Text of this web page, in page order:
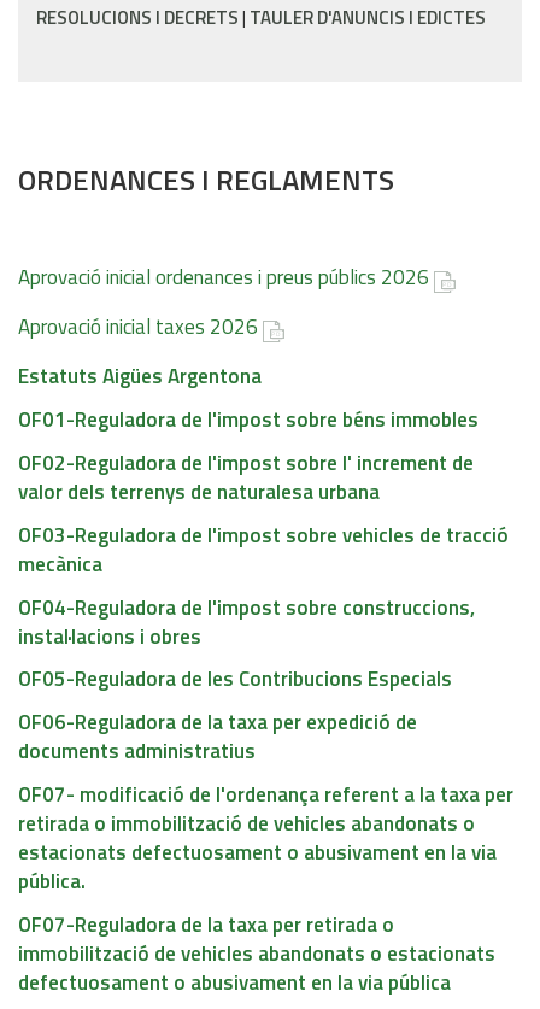
RESOLUCIONS I DECRETS TAULER D'ANUNCIS I EDICTES
ORDENANCES I REGLAMENTS
Aprovació inicial ordenances i preus públics 2026
Aprovació inicial taxes 2026
Estatuts Aigües Argentona
OF01-Reguladora de l'impost sobre béns immobles
OF02-Reguladora de l'impost sobre l' increment de
valor dels terrenys de naturalesa urbana
OF03-Reguladora de l'impost sobre vehicles de tracció
mecànica
OF04-Reguladora de l'impost sobre construccions,
instal·lacions i obres
OF05-Reguladora de les Contribucions Especials
OF06-Reguladora de la taxa per expedició de
documents administratius
OF07- modificació de l'ordenança referent a la taxa per
retirada o immobilització de vehicles abandonats o
estacionats defectuosament o abusivament en la via
pública.
OF07-Reguladora de la taxa per retirada o
immobilització de vehicles abandonats o estacionats
defectuosament o abusivament en la via pública